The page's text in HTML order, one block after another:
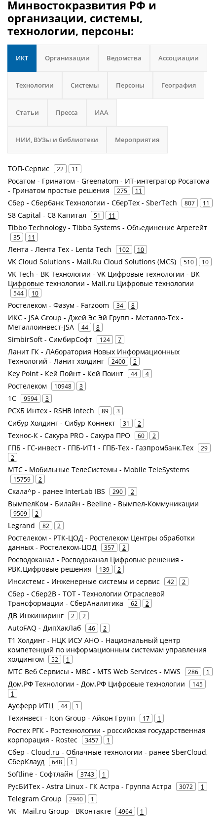
Минвостокразвития РФ и
организации, системы,
технологии, персоны:
ИКТ Организации Ведомства Ассоциации
Технологии Системы Персоны География
Статьи Пресса ИАА
НИИ, ВУЗы и библиотеки Мероприятия
ТОП-Сервис 22 11
Росатом - Гринатом - Greenatom - ИТ-интегратор Росатома
- Гринатом простые решения
275 11
Сбер - Сбербанк Технологии - СберТех - SberTech 807 11
S8 Capital - С8 Капитал 51 11
Tibbo Technology - Tibbo Systems - Объединение Агрегейт
35 11
Лента - Лента Тех - Lenta Tech 102 10
VK Cloud Solutions - Mail.Ru Cloud Solutions (MCS) 510 10
VK Tech - ВК Технологии - VK Цифровые технологии - ВК
Цифровые технологии - Mail.ru Цифровые технологии
544 10
Ростелеком - Фазум - Farzoom 34 8
ИКС - JSA Group - Джей Эс Эй Групп - Металло-Тех -
Металлоинвест-JSA
44 8
SimbirSoft - СимбирСофт 124 7
Ланит ГК - ЛАборатория Новых Информационных
Технологий - Ланит холдинг
2400 5
Key Point - Кей Пойнт - Кей Поинт 44 4
Ростелеком 10948 3
1С 9594 3
РСХБ Интех - RSHB Intech 89 3
Сибур Холдинг - Сибур Коннект 31 2
Технос-К - Сакура PRO - Сакура ПРО 60 2
ГПБ - ГС-инвест - ГПБ-ИТ1 - ГПБ-Тех - Газпромбанк.Тех
29
2
МТС - Мобильные ТелеСистемы - Mobile TeleSystems
15759 2
Скала^р - ранее InterLab IBS 290 2
ВымпелКом - Билайн - Beeline - Вымпел-Коммуникации
9509 2
Legrand 82 2
Ростелеком - РТК-ЦОД - Ростелеком Центры обработки
данных - Ростелеком-ЦОД
357 2
Росводоканал - Росводоканал Цифровые решения -
РВК.Цифровые решения
139 2
Инсистемс - Инженерные системы и сервис 42 2
Сбер - Сбер2В - ТОТ - Технологии Отраслевой
Трансформации - СберАналитика
62 2
ДВ Инжиниринг 2 2
AutoFAQ - ДипХакЛаб 46 2
Т1 Холдинг - НЦК ИСУ АНО - Национальный центр
компетенций по информационным системам управления
холдингом
52 1
МТС Веб Сервисы - МВС - MTS Web Services - MWS 286 1
Дом.РФ Технологии - Дом.РФ Цифровые технологии
145
1
Аусферр ИТЦ 44 1
Техинвест - Icon Group - Айкон Групп 17 1
Ростех РГК - Ростехнологии - российская государственная
корпорация - Rostec
3457 1
Сбер - Cloud.ru - Облачные технологии - ранее SberCloud,
СберКлауд
648 1
Softline - Софтлайн 3743 1
РусБИТех - Astra Linux - ГК Астра - Группа Астра 3072 1
Telegram Group 2940 1
VK - Mail.ru Group - ВКонтакте 4964 1